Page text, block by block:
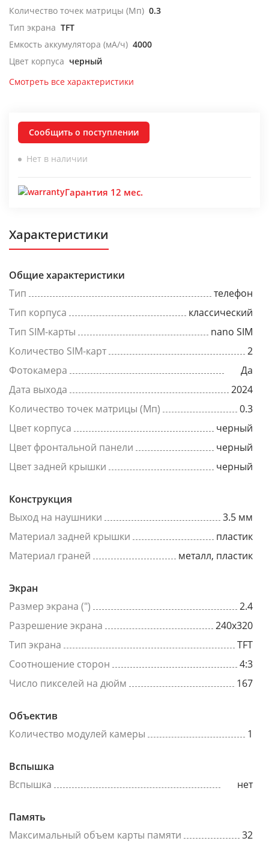
Количество точек матрицы (Мп) 0.3
Тип экрана TFT
Емкость аккумулятора (мА/ч) 4000
Цвет корпуса черный
Смотреть все характеристики
Сообщить о поступлении
Нет в наличии
Гарантия 12 мес.
Характеристики
Общие характеристики
Тип
телефон
Тип корпуса
классический
Тип SIM-карты
nano SIM
Количество SIM-карт
2
Фотокамера
Да
Дата выхода
2024
Количество точек матрицы (Мп)
0.3
Цвет корпуса
черный
Цвет фронтальной панели
черный
Цвет задней крышки
черный
Конструкция
Выход на наушники
3.5 мм
Материал задней крышки
пластик
Материал граней
металл, пластик
Экран
Размер экрана (")
2.4
Разрешение экрана
240x320
Тип экрана
TFT
Соотношение сторон
4:3
Число пикселей на дюйм
167
Объектив
Количество модулей камеры
1
Вспышка
Вспышка
нет
Память
Максимальный объем карты памяти
32